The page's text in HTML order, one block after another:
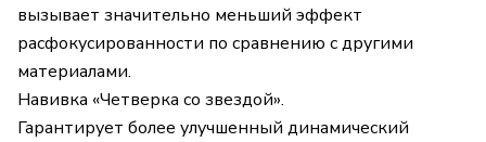
вызывает значительно меньший эффект
расфокусированности по сравнению с другими
материалами.
Навивка «Четверка со звездой».
Гарантирует более улучшенный динамический